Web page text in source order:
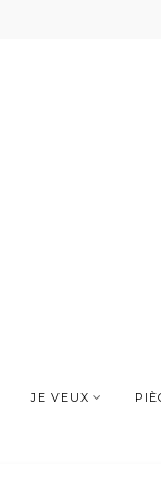
JE VEUX